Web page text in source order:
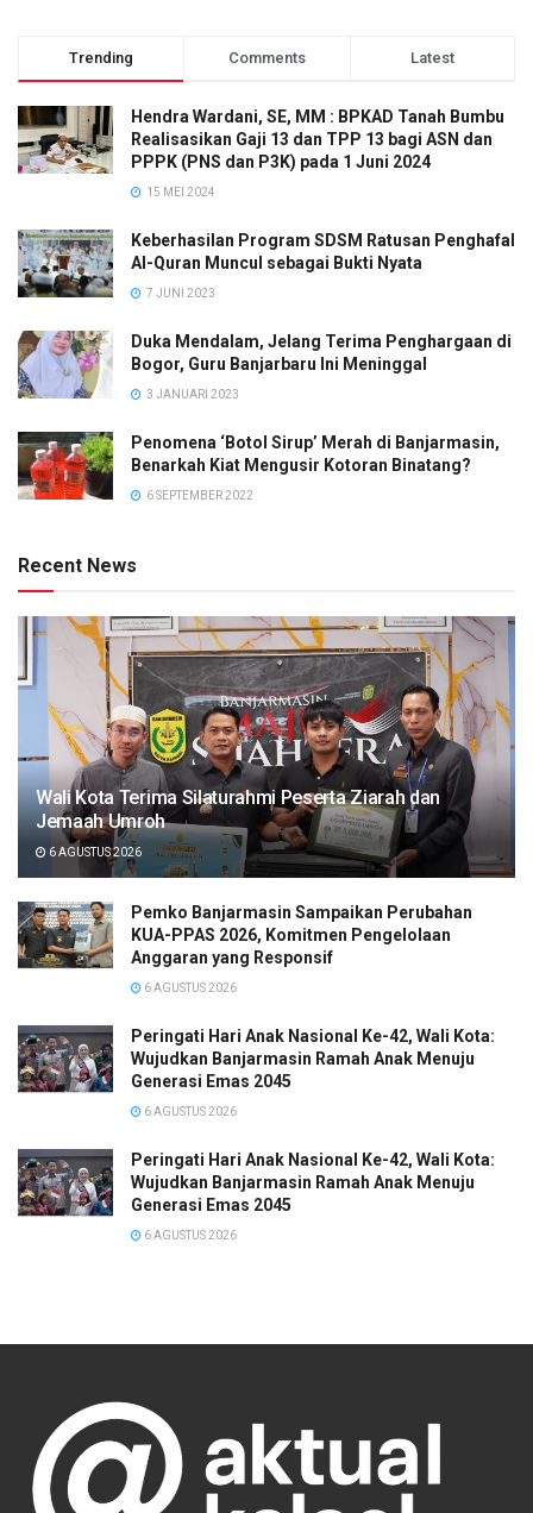
Trending Comments Latest
Hendra Wardani, SE, MM : BPKAD Tanah Bumbu
Realisasikan Gaji 13 dan TPP 13 bagi ASN dan
PPPK (PNS dan P3K) pada 1 Juni 2024
15 MEI 2024
Keberhasilan Program SDSM Ratusan Penghafal
Al-Quran Muncul sebagai Bukti Nyata
7 JUNI 2023
Duka Mendalam, Jelang Terima Penghargaan di
Bogor, Guru Banjarbaru Ini Meninggal
3 JANUARI 2023
Penomena ‘Botol Sirup’ Merah di Banjarmasin,
Benarkah Kiat Mengusir Kotoran Binatang?
6 SEPTEMBER 2022
Recent News
Wali Kota Terima Silaturahmi Peserta Ziarah dan
Jemaah Umroh
6 AGUSTUS 2026
Pemko Banjarmasin Sampaikan Perubahan
KUA-PPAS 2026, Komitmen Pengelolaan
Anggaran yang Responsif
6 AGUSTUS 2026
Peringati Hari Anak Nasional Ke-42, Wali Kota:
Wujudkan Banjarmasin Ramah Anak Menuju
Generasi Emas 2045
6 AGUSTUS 2026
Peringati Hari Anak Nasional Ke-42, Wali Kota:
Wujudkan Banjarmasin Ramah Anak Menuju
Generasi Emas 2045
6 AGUSTUS 2026